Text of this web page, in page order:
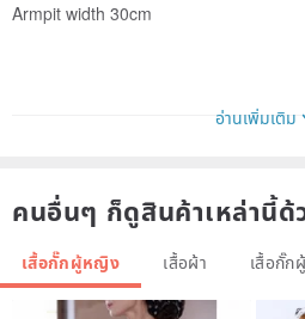
Armpit width 30cm
Each pattern will not be exactly the
Maintenance Recipe:::::::::
Do not dry and wash at high
อ่านเพิ่มเติม
คนอื่นๆ ก็ดูสินค้าเหล่านี้ด้
เสื้อกั๊กผู้หญิง เสื้อผ้า เสื้อกั๊